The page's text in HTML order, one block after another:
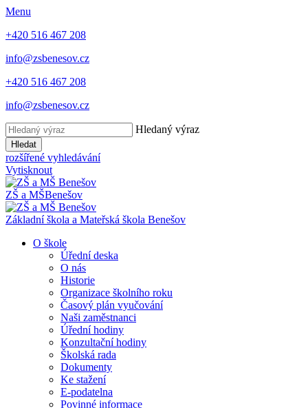
Menu
+420 516 467 208
info@zsbenesov.cz
+420 516 467 208
info@zsbenesov.cz
Hledaný výraz
Hledat
rozšířené vyhledávání
Vytisknout
ZŠ a MŠBenešov
Základní škola a Mateřská škola Benešov
O škole
Úřední deska
O nás
Historie
Organizace školního roku
Časový plán vyučování
Naši zaměstnanci
Úřední hodiny
Konzultační hodiny
Školská rada
Dokumenty
Ke stažení
E-podatelna
Povinné informace